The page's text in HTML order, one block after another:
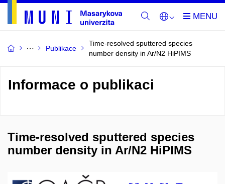
Publikace
Time-resolved sputtered species
number density in Ar/N2 HiPIMS
Informace o publikaci
Time-resolved sputtered species
number density in Ar/N2 HiPIMS